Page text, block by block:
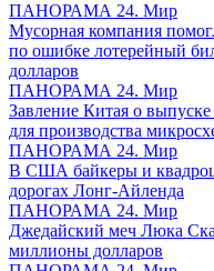
ПАНОРАМА 24. Мир
Мусорная компания
по ошибке лотерейный
долларов
ПАНОРАМА 24. Мир
Завление Китая о
для производства
ПАНОРАМА 24. Мир
В США байкеры и
дорогах Лонг-Айленда
ПАНОРАМА 24. Мир
Джедайский меч Люка
миллионы долларов